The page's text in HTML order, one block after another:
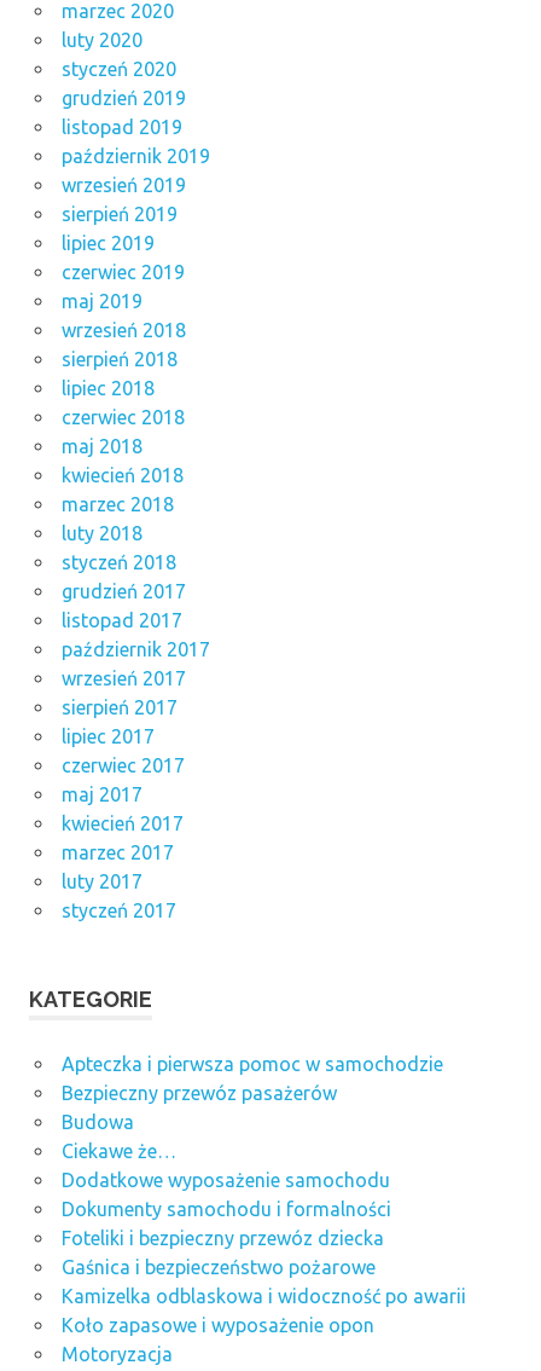
marzec 2020
luty 2020
styczeń 2020
grudzień 2019
listopad 2019
październik 2019
wrzesień 2019
sierpień 2019
lipiec 2019
czerwiec 2019
maj 2019
wrzesień 2018
sierpień 2018
lipiec 2018
czerwiec 2018
maj 2018
kwiecień 2018
marzec 2018
luty 2018
styczeń 2018
grudzień 2017
listopad 2017
październik 2017
wrzesień 2017
sierpień 2017
lipiec 2017
czerwiec 2017
maj 2017
kwiecień 2017
marzec 2017
luty 2017
styczeń 2017
KATEGORIE
Apteczka i pierwsza pomoc w samochodzie
Bezpieczny przewóz pasażerów
Budowa
Ciekawe że…
Dodatkowe wyposażenie samochodu
Dokumenty samochodu i formalności
Foteliki i bezpieczny przewóz dziecka
Gaśnica i bezpieczeństwo pożarowe
Kamizelka odblaskowa i widoczność po awarii
Koło zapasowe i wyposażenie opon
Motoryzacja